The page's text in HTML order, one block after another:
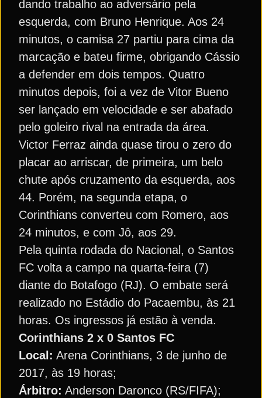
dando trabalho ao adversário pela
esquerda, com Bruno Henrique. Aos 24
minutos, o camisa 27 partiu para cima da
marcação e bateu firme, obrigando Cássio
a defender em dois tempos. Quatro
minutos depois, foi a vez de Vitor Bueno
ser lançado em velocidade e ser abafado
pelo goleiro rival na entrada da área.
Victor Ferraz ainda quase tirou o zero do
placar ao arriscar, de primeira, um belo
chute após cruzamento da esquerda, aos
44. Porém, na segunda etapa, o
Corinthians converteu com Romero, aos
24 minutos, e com Jô, aos 29.
Pela quinta rodada do Nacional, o Santos
FC volta a campo na quarta-feira (7)
diante do Botafogo (RJ). O embate será
realizado no Estádio do Pacaembu, às 21
horas. Os ingressos já estão à venda.
Corinthians 2 x 0 Santos FC
Local: Arena Corinthians, 3 de junho de
2017, às 19 horas;
Árbitro: Anderson Daronco (RS/FIFA);